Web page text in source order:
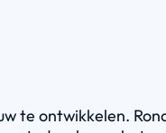
te ontwikkelen.